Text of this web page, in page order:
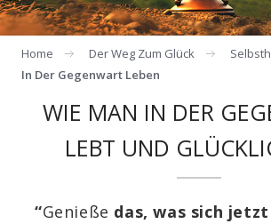
Home Der Weg Zum Glück
In Der Gegenwart Leben
WIE MAN IN DER
LEBT UND
“Genieße das, was sich